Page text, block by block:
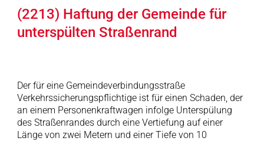
(2213) Haftung der Gemeinde für
unterspülten Straßenrand
Der für eine Gemeindeverbindungsstraße
Verkehrssicherungspflichtige ist für einen Schaden, der
an einem Personenkraftwagen infolge Unterspülung
des Straßenrandes durch eine Vertiefung auf einer
Länge von zwei Metern und einer Tiefe von 10